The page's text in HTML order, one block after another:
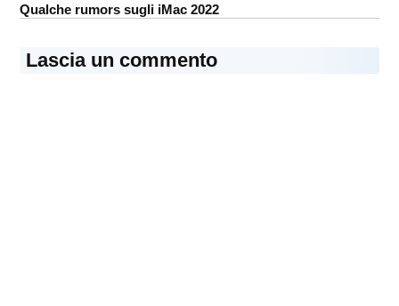
Qualche rumors sugli iMac 2022
Lascia un commento